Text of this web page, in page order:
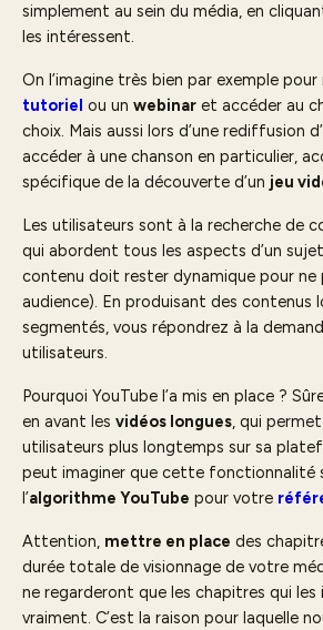
simplement au sein du média, en
les intéressent.
On l’imagine très bien par exemple pour
tutoriel ou un webinar et accéder au
choix. Mais aussi lors d’une rediffusion
accéder à une chanson en particulier,
spécifique de la découverte d’un jeu
Les utilisateurs sont à la recherche de
qui abordent tous les aspects d’un
contenu doit rester dynamique pour ne
audience). En produisant des contenus
segmentés, vous répondrez à la
utilisateurs.
Pourquoi YouTube l’a mis en place ?
en avant les vidéos longues, qui
utilisateurs plus longtemps sur sa
peut imaginer que cette fonctionnalité
l’algorithme YouTube pour votre
Attention, mettre en place des
durée totale de visionnage de votre
ne regarderont que les chapitres qui les
vraiment. C’est la raison pour laquelle